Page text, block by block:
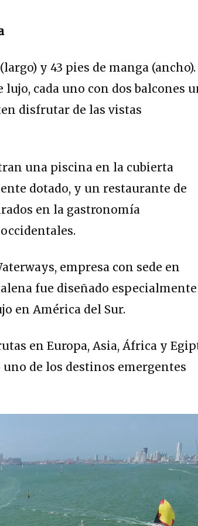
y 43 pies de manga (ancho).
lujo, cada uno con dos balcones
disfrutar de las vistas
una piscina en la cubierta
dotado, y un restaurante de
en la gastronomía
empresa con sede en
fue diseñado especialmente
en América del Sur.
en Europa, Asia, África y
de los destinos emergentes